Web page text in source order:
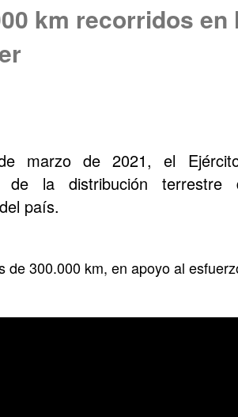
km recorridos
marzo de 2021, el
de la distribución
país.
de 300.000 km, en apoyo al